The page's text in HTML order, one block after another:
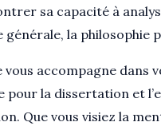
sa capacité à
générale, la
vous accompagne
pour la dissertation et
Que vous visiez la